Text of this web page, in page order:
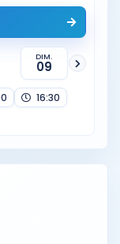
DIM.
09
16:30